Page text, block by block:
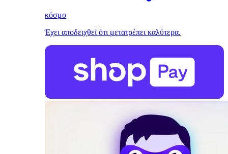
κόσμο
Έχει αποδειχθεί ότι μετατρέπει καλύτερα.